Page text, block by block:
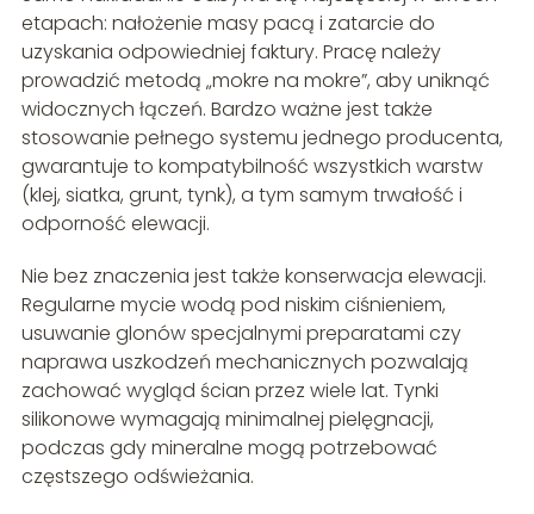
etapach: nałożenie masy pacą i zatarcie do
uzyskania odpowiedniej faktury. Pracę należy
prowadzić metodą „mokre na mokre”, aby uniknąć
widocznych łączeń. Bardzo ważne jest także
stosowanie pełnego systemu jednego producenta,
gwarantuje to kompatybilność wszystkich warstw
(klej, siatka, grunt, tynk), a tym samym trwałość i
odporność elewacji.
Nie bez znaczenia jest także konserwacja elewacji.
Regularne mycie wodą pod niskim ciśnieniem,
usuwanie glonów specjalnymi preparatami czy
naprawa uszkodzeń mechanicznych pozwalają
zachować wygląd ścian przez wiele lat. Tynki
silikonowe wymagają minimalnej pielęgnacji,
podczas gdy mineralne mogą potrzebować
częstszego odświeżania.